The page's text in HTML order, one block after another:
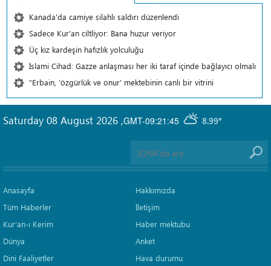
Kanada'da camiye silahlı saldırı düzenlendi
Sadece Kur'an ciltliyor: Bana huzur veriyor
Üç kız kardeşin hafızlık yolculuğu
İslami Cihad: Gazze anlaşması her iki taraf içinde bağlayıcı olmalı
“Erbain, ‘özgürlük ve onur’ mektebinin canlı bir vitrini
GMT-09:21:45 8.99°
Saturday 08 August 2026 ,
Anasayfa
Tüm Haberler
Kur'an-ı Kerim
Dünya
Dini Faaliyetler
Hakkımızda
İletişim
Haber mektubu
Anket
Hava durumu